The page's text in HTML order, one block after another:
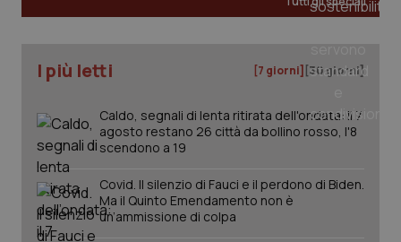
Salute orale & impianti
Sangue & coagulazione
Tiroide
Tumore al seno
Tumore ovarico
I più letti [7 giorni] [30 giorni]
Caldo, segnali di lenta ritirata dell'ondata: il 7
agosto restano 26 città da bollino rosso, l'8
scendono a 19
Covid. Il silenzio di Fauci e il perdono di Biden.
Ma il Quinto Emendamento non è
un’ammissione di colpa